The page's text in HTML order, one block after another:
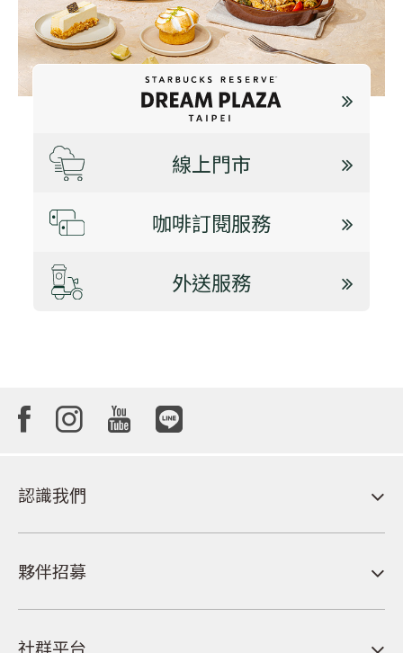
線上門市
咖啡訂閱服務
外送服務
認識我們
夥伴招募
社群平台